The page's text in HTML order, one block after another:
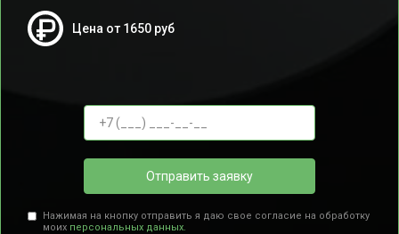
Цена от 1650 руб
Отправить заявку
Нажимая на кнопку отправить я даю свое согласие на обработку
моих персональных данных.